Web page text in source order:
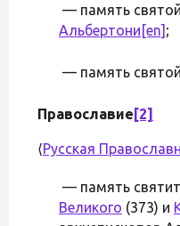
— память святой
Альбертони [en] ;
— память святой
Православие [2]
⟨Русская
— память
Великого (373) и